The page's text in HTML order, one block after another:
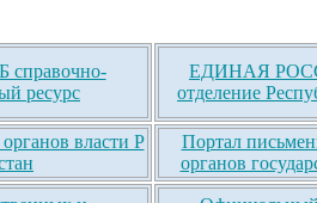
справочно-
ресурс
ЕДИНАЯ
отделение
власти Р
Портал
органов